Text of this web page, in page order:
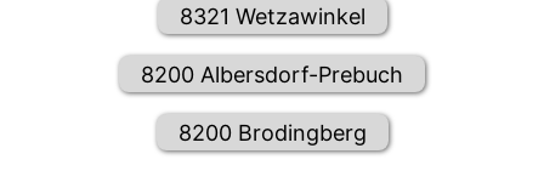
8321 Wetzawinkel
8200 Albersdorf-Prebuch
8200 Brodingberg